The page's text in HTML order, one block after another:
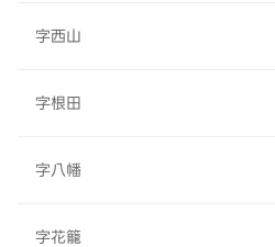
字西山
字根田
字八幡
字花籠